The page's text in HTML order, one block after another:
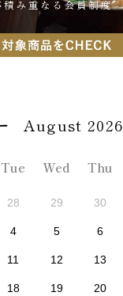
August 2026
Tue Wed Thu
28 29 30
4 5 6
11 12 13
18 19 20